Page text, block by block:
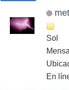
Sol
En